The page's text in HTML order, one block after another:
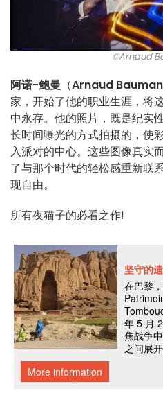
©Arnaud
阿诺-鲍曼 （Arnaud
家，开始了他的职业生涯，将
中永存。他的照片，既是纪实
长时间曝光的方式拍摄的，使
入派对的中心。这些图像真实
了与那个时代的轻松感重新联
现自由。
所有夜猫子的必看之作!